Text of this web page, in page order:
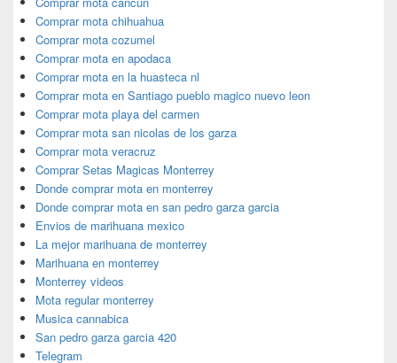
Comprar mota chihuahua
Comprar mota cozumel
Comprar mota en apodaca
Comprar mota en la huasteca nl
Comprar mota en Santiago pueblo magico nuevo leon
Comprar mota playa del carmen
Comprar mota san nicolas de los garza
Comprar mota veracruz
Comprar Setas Magicas Monterrey
Donde comprar mota en monterrey
Donde comprar mota en san pedro garza garcia
Envios de marihuana mexico
La mejor marihuana de monterrey
Marihuana en monterrey
Monterrey videos
Mota regular monterrey
Musica cannabica
San pedro garza garcia 420
Telegram